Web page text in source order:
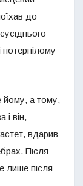
до
потерпілому
йому, а тому,
і він,
вдарив
Після
лише після